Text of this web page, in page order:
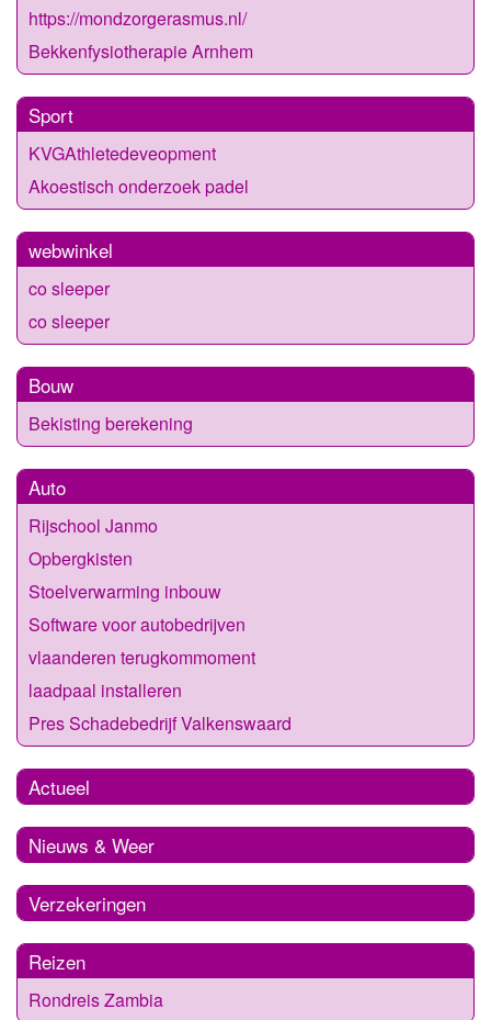
https://mondzorgerasmus.nl/
Bekkenfysiotherapie Arnhem
Sport
KVGAthletedeveopment
Akoestisch onderzoek padel
webwinkel
co sleeper
co sleeper
Bouw
Bekisting berekening
Auto
Rijschool Janmo
Opbergkisten
Stoelverwarming inbouw
Software voor autobedrijven
vlaanderen terugkommoment
laadpaal installeren
Pres Schadebedrijf Valkenswaard
Actueel
Nieuws & Weer
Verzekeringen
Reizen
Rondreis Zambia